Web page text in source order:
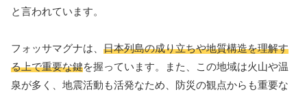
と言われています。
フォッサマグナは、 日本列島の成り立ちや地質構造を理解す
る上で重要な鍵を握っています。また、この地域は火山や温
泉が多く、地震活動も活発なため、防災の観点からも重要な